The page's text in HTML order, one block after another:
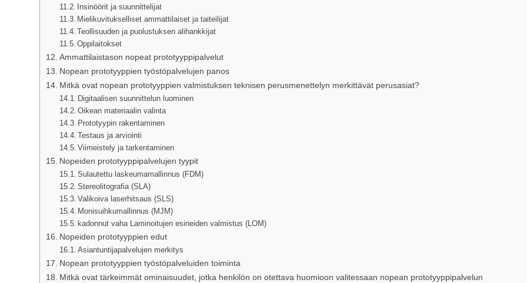
Insinöörit ja suunnittelijat
Mielikuvitukselliset ammattilaiset ja taiteilijat
Teollisuuden ja puolustuksen alihankkijat
Oppilaitokset
Ammattilaistason nopeat prototyyppipalvelut
Nopean prototyyppien työstöpalvelujen panos
Mitkä ovat nopean prototyyppien valmistuksen teknisen perusmenettelyn merkittävät perusasiat?
Digitaalisen suunnittelun luominen
Oikean materiaalin valinta
Prototyypin rakentaminen
Testaus ja arviointi
Viimeistely ja tarkentaminen
Nopeiden prototyyppipalvelujen tyypit
Sulautettu laskeumamallinnus (FDM)
Stereolitografia (SLA)
Valikoiva laserhitsaus (SLS)
Monisuihkumallinnus (MJM)
kadonnut vaha Laminoitujen esineiden valmistus (LOM)
Nopeiden prototyyppien edut
Asiantuntijapalvelujen merkitys
Nopean prototyyppien työstöpalveluiden toiminta
Mitkä ovat tärkeimmät ominaisuudet, jotka henkilön on otettava huomioon valitessaan nopean prototyyppipalvelun